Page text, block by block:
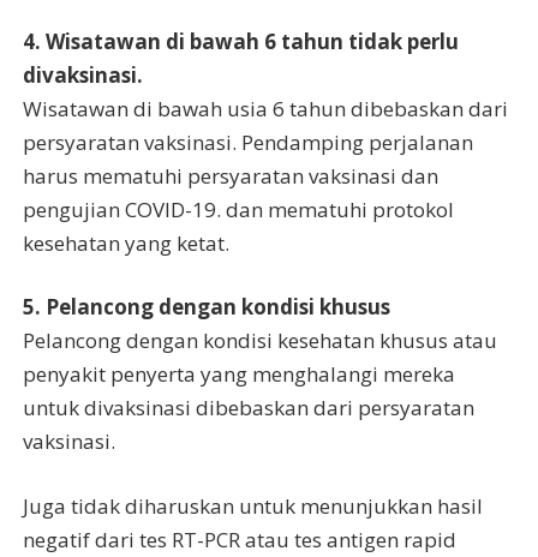
4. Wisatawan di bawah 6 tahun tidak perlu
divaksinasi.
Wisatawan di bawah usia 6 tahun dibebaskan dari
persyaratan vaksinasi. Pendamping perjalanan
harus mematuhi persyaratan vaksinasi dan
pengujian COVID-19. dan mematuhi protokol
kesehatan yang ketat.
5. Pelancong dengan kondisi khusus
Pelancong dengan kondisi kesehatan khusus atau
penyakit penyerta yang menghalangi mereka
untuk divaksinasi dibebaskan dari persyaratan
vaksinasi.
Juga tidak diharuskan untuk menunjukkan hasil
negatif dari tes RT-PCR atau tes antigen rapid